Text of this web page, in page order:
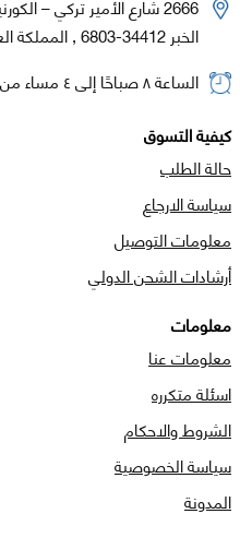
2666 شارع الأمير تركي – الكورنيش , وحدة رقم 102
الخبر 34412-6803 , المملكة العربية السعودية
الساعة ٨ صباحًا إلى ٤ مساء من الأحد إلى الخميس
كيفية التسوق
حالة الطلب
سياسة الارجاع
معلومات التوصيل
أرشادات الشحن الدولي
معلومات
معلومات عنا
اسئلة متكرره
الشروط والاحكام
سياسة الخصوصية
المدونة